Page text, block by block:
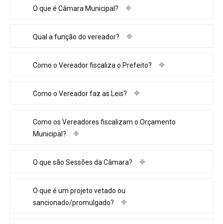
O que é Câmara Municipal?
Qual a função do vereador?
Como o Vereador fiscaliza o Prefeito?
Como o Vereador faz as Leis?
Como os Vereadores fiscalizam o Orçamento
Municipal?
O que são Sessões da Câmara?
O que é um projeto vetado ou
sancionado/promulgado?